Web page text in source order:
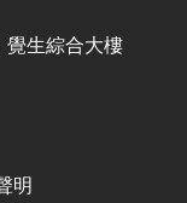
覺生綜合大樓
明